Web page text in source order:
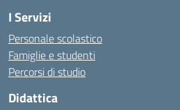
I Servizi
Personale scolastico
Famiglie e studenti
Percorsi di studio
Didattica